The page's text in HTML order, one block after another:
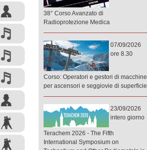
38° Corso Avanzato di
Radioprotezione Medica
07/09/2026
ore 8.30
Corso: Operatori e gestori di macchine
per ascensori e seggiovie di superficie
23/09/2026
intero giorno
Terachem 2026 - The Fifth
International Symposium on